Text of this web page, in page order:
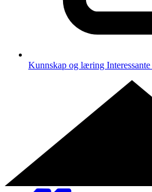
Kunnskap og læring